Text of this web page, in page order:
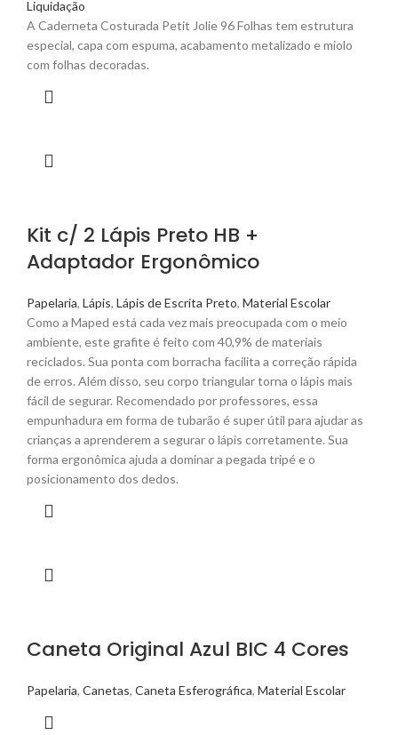
Liquidação
A Caderneta Costurada Petit Jolie 96 Folhas tem estrutura
especial, capa com espuma, acabamento metalizado e miolo
com folhas decoradas.
Kit c/ 2 Lápis Preto HB +
Adaptador Ergonômico
Papelaria, Lápis, Lápis de Escrita Preto, Material Escolar
Como a Maped está cada vez mais preocupada com o meio
ambiente, este grafite é feito com 40,9% de materiais
reciclados. Sua ponta com borracha facilita a correção rápida
de erros. Além disso, seu corpo triangular torna o lápis mais
fácil de segurar. Recomendado por professores, essa
empunhadura em forma de tubarão é super útil para ajudar as
crianças a aprenderem a segurar o lápis corretamente. Sua
forma ergonômica ajuda a dominar a pegada tripé e o
posicionamento dos dedos.
Caneta Original Azul BIC 4 Cores
Papelaria, Canetas, Caneta Esferográfica, Material Escolar